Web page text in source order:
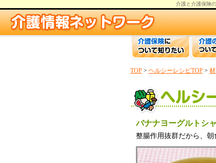
介護と介護保険
TOP > ヘルシーレシピTOP >
バナナヨーグルトシ
整腸作用抜群だから、朝